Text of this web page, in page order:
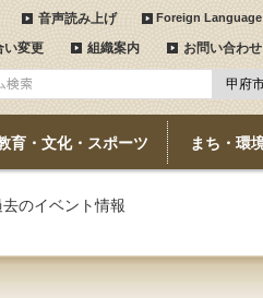
音声読み上げ Foreign Language
い変更 組織案内 お問い合わせ
育・文化・スポーツ まち・環
去のイベント情報